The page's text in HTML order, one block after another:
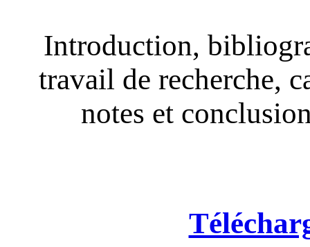
Introduction,
travail de recherche,
notes et